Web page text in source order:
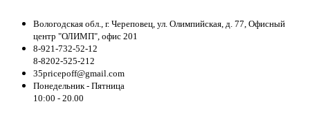
Вологодская обл., г. Череповец, ул. Олимпийская, д. 77, Офисный
центр "ОЛИМП", офис 201
8-921-732-52-12
8-8202-525-212
35pricepoff@gmail.com
Понедельник - Пятница
10:00 - 20.00